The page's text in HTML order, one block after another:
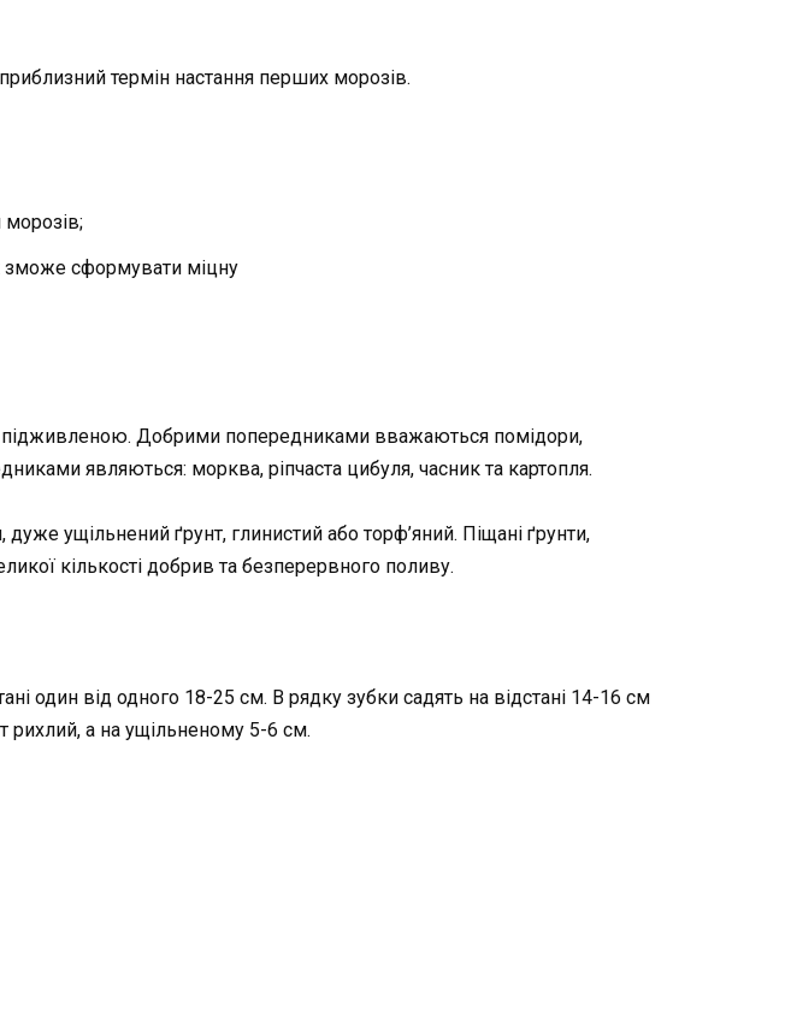
термін настання перших морозів.
морозів;
зможе сформувати міцну
підживленою. Добрими попередниками вважаються помідори,
являються: морква, ріпчаста цибуля, часник та картопля.
ущільнений ґрунт, глинистий або торф’яний. Піщані ґрунти,
кількості добрив та безперервного поливу.
один від одного 18-25 см. В рядку зубки садять на відстані 14-16 см
рихлий, а на ущільненому 5-6 см.